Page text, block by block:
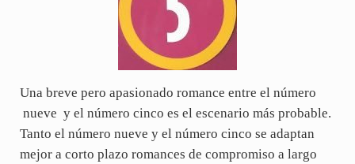
Una breve pero apasionado romance entre el número
nueve y el número cinco es el escenario más probable.
Tanto el número nueve y el número cinco se adaptan
mejor a corto plazo romances de compromiso a largo